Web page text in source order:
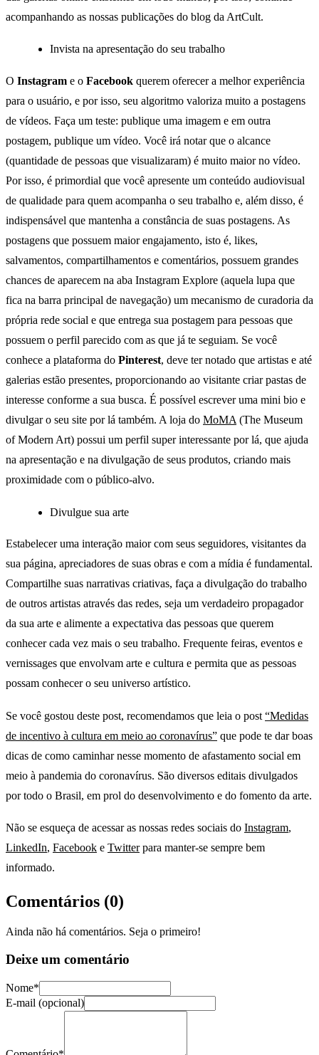
acompanhando as nossas publicações do blog da ArtCult.
Invista na apresentação do seu trabalho
O Instagram e o Facebook querem oferecer a melhor experiência
para o usuário, e por isso, seu algoritmo valoriza muito a postagens
de vídeos. Faça um teste: publique uma imagem e em outra
postagem, publique um vídeo. Você irá notar que o alcance
(quantidade de pessoas que visualizaram) é muito maior no vídeo.
Por isso, é primordial que você apresente um conteúdo audiovisual
de qualidade para quem acompanha o seu trabalho e, além disso, é
indispensável que mantenha a constância de suas postagens. As
postagens que possuem maior engajamento, isto é, likes,
salvamentos, compartilhamentos e comentários, possuem grandes
chances de aparecem na aba Instagram Explore (aquela lupa que
fica na barra principal de navegação) um mecanismo de curadoria da
própria rede social e que entrega sua postagem para pessoas que
possuem o perfil parecido com as que já te seguiam. Se você
conhece a plataforma do Pinterest, deve ter notado que artistas e até
galerias estão presentes, proporcionando ao visitante criar pastas de
interesse conforme a sua busca. É possível escrever uma mini bio e
divulgar o seu site por lá também. A loja do MoMA (The Museum
of Modern Art) possui um perfil super interessante por lá, que ajuda
na apresentação e na divulgação de seus produtos, criando mais
proximidade com o público-alvo.
Divulgue sua arte
Estabelecer uma interação maior com seus seguidores, visitantes da
sua página, apreciadores de suas obras e com a mídia é fundamental.
Compartilhe suas narrativas criativas, faça a divulgação do trabalho
de outros artistas através das redes, seja um verdadeiro propagador
da sua arte e alimente a expectativa das pessoas que querem
conhecer cada vez mais o seu trabalho. Frequente feiras, eventos e
vernissages que envolvam arte e cultura e permita que as pessoas
possam conhecer o seu universo artístico.
Se você gostou deste post, recomendamos que leia o post “Medidas
de incentivo à cultura em meio ao coronavírus” que pode te dar boas
dicas de como caminhar nesse momento de afastamento social em
meio à pandemia do coronavírus. São diversos editais divulgados
por todo o Brasil, em prol do desenvolvimento e do fomento da arte.
Não se esqueça de acessar as nossas redes sociais do Instagram,
LinkedIn, Facebook e Twitterpara manter-se sempre bem
informado.
Comentários (0)
Ainda não há comentários. Seja o primeiro!
Deixe um comentário
Nome*
E-mail (opcional)